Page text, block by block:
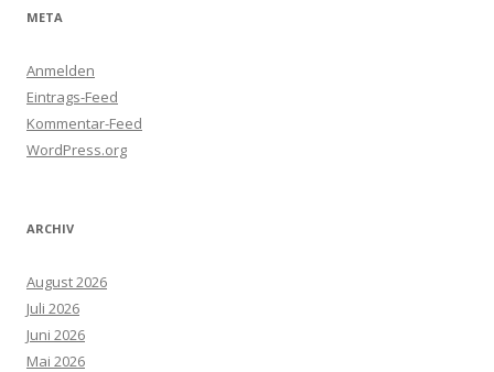
META
Anmelden
Eintrags-Feed
Kommentar-Feed
WordPress.org
ARCHIV
August 2026
Juli 2026
Juni 2026
Mai 2026